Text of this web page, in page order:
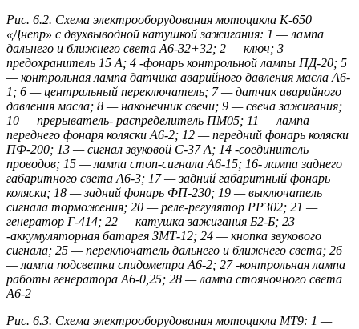
Рис. 6.2. Схема электрооборудования мотоцикла К-650
«Днепр» с двухвыводной катушкой зажигания: 1 — лампа
дальнего и ближнего света А6-32+32; 2 — ключ; 3 —
предохранитель 15 А; 4 -фонарь контрольной лампы ПД-20; 5
— контрольная лампа датчика аварийного давления масла A6-
1; 6 — центральный переключатель; 7 — датчик аварийного
давления масла; 8 — наконечник свечи; 9 — свеча зажигания;
10 — прерыватель- распределитель ПМ05; 11 — лампа
переднего фонаря коляски А6-2; 12 — передний фонарь коляски
ПФ-200; 13 — сигнал звуковой С-37 А; 14 -соединитель
проводов; 15 — лампа стоп-сигнала А6-15; 16- лампа заднего
габаритного света А6-3; 17 — задний габаритный фонарь
коляски; 18 — задний фонарь ФП-230; 19 — выключатель
сигнала торможения; 20 — реле-регулятор РР302; 21 —
генератор Г-414; 22 — катушка зажигания Б2-Б; 23
-аккумуляторная батарея ЗМТ-12; 24 — кнопка звукового
сигнала; 25 — переключатель дальнего и ближнего света; 26
— лампа подсветки спидометра А6-2; 27 -контрольная лампа
работы генератора А6-0,25; 28 — лампа стояночного света
А6-2
Рис. 6.3. Схема электрооборудования мотоцикла МТ9: 1 —